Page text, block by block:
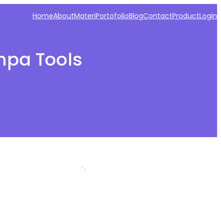
HomeAboutMateriPortofolioBlogContactProductLogin
Tools